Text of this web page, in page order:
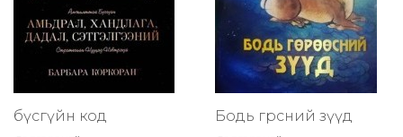
бүсгүйн код Бодь гөрөөсний зүүд